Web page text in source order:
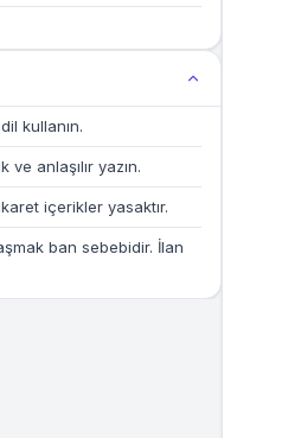
kullanın.
ve anlaşılır yazın.
içerikler yasaktır.
ban sebebidir. İlan